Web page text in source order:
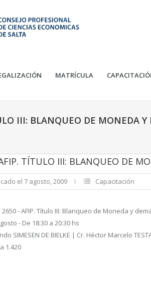
MATRÍCULA
III: BLANQUEO DE MONEDA Y
TÍTULO III: BLANQUEO DE
el 7 agosto, 2009 Capacitación
- AFIP. Título III: Blanqueo de Moneda y
- De 18:30 a 20:30 hs
SIMESEN DE BIELKE | Cr. Héctor Marcelo
1.420